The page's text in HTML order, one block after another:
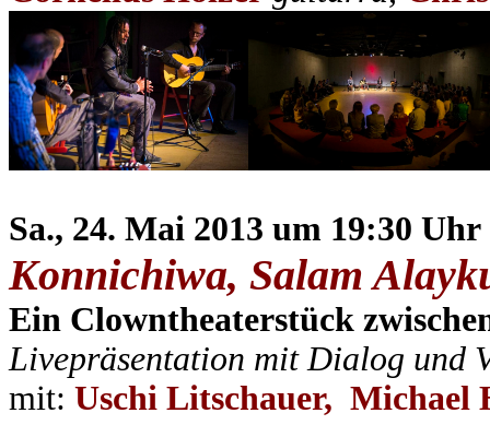
Sa., 24. Mai 2013 um 19:30 Uhr
Konnichiwa, Salam
Ein Clowntheaterstück
Livepräsentation mit Dialog und
mit: Uschi Litschauer, Michael